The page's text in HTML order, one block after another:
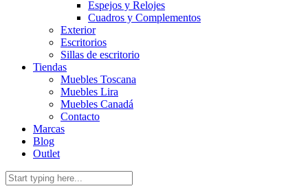
Espejos y Relojes
Cuadros y Complementos
Exterior
Escritorios
Sillas de escritorio
Tiendas
Muebles Toscana
Muebles Lira
Muebles Canadá
Contacto
Marcas
Blog
Outlet